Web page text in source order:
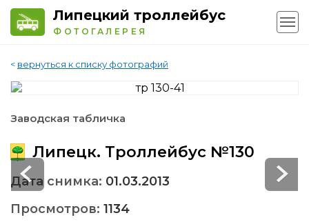
Липецкий троллейбус
ФОТОГАЛЕРЕЯ
< вернуться к списку фотографий
Заводская табличка
Липецк. Троллейбус №130
Дата снимка: 01.03.2013
Просмотров: 1134